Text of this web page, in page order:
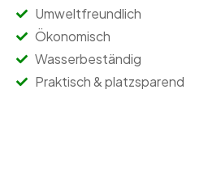
Umweltfreundlich
Ökonomisch
Wasserbeständig
Praktisch & platzsparend